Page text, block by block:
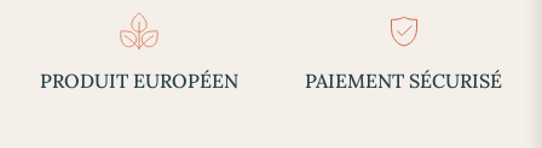
PRODUIT EUROPÉEN PAIEMENT SÉCURISÉ